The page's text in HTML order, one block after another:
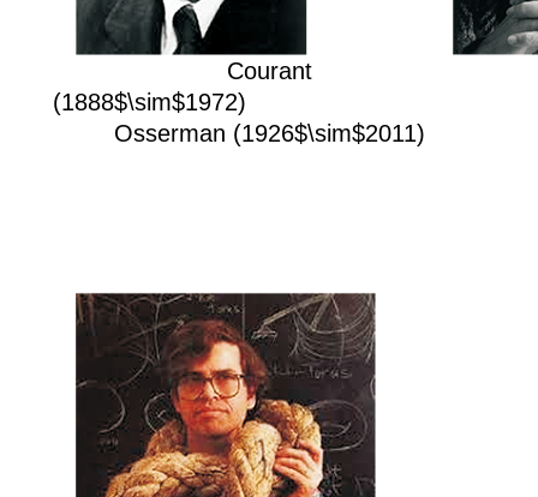
Courant
(1888$\sim$1972)
Osserman (1926$\sim$2011)